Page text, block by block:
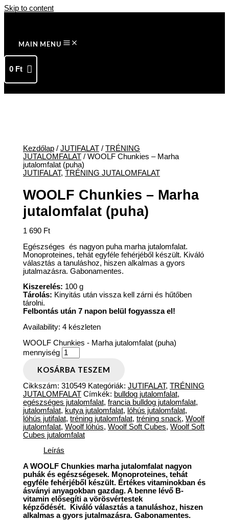
Skip to content
MAIN MENU
0 Ft
Kezdőlap /JUTIFALAT /TRÉNING
JUTALOMFALAT / WOOLF Chunkies – Marha
jutalomfalat (puha)
JUTIFALAT,TRÉNING JUTALOMFALAT
WOOLF Chunkies – Marha
jutalomfalat (puha)
1 690 Ft
Egészséges és nagyon puha marha jutalomfalat.
Monoproteines, tehát egyféle fehérjéből készült. Kiváló
választás a tanuláshoz, hiszen alkalmas a gyors
jutalmazásra. Gabonamentes.
Kiszerelés: 100 g
Tárolás: Kinyitás után vissza kell zárni és hűtőben
tárolni.
Felbontás után 7 napon belül fogyassza el!
Availability: 4 készleten
WOOLF Chunkies - Marha jutalomfalat (puha)
mennyiség
KOSÁRBA TESZEM
Cikkszám:310549 Kategóriák:JUTIFALAT,TRÉNING
JUTALOMFALAT Címkék: bulldog jutalomfalat,
egészséges jutalomfalat,francia bulldog jutalomfalat,
jutalomfalat, kutya jutalomfalat, lóhús jutalomfalat,
lóhús jutifalat,tréning jutalomfalat,tréning snack,Woolf
jutalomfalat,Woolf lóhús,Woolf Soft Cubes,Woolf Soft
Cubes jutalomfalat
Leírás
A WOOLF Chunkies marha jutalomfalat nagyon
puhák és egészségesek. Monoproteines, tehát
egyféle fehérjéből készült. Értékes vitaminokban és
ásványi anyagokban gazdag. A benne lévő B-
vitamin elősegíti a vörösvértestek
képződését. Kiváló választás a tanuláshoz, hiszen
alkalmas a gyors jutalmazásra. Gabonamentes.